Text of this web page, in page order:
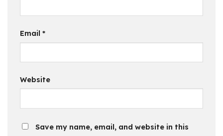
Email *
Website
Save my name, email, and website in this